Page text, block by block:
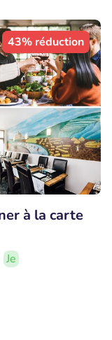
43% réduction
à la carte
Je